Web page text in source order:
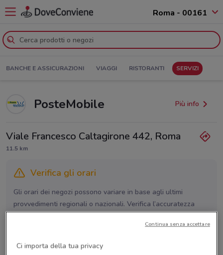
Roma - 00161
BANCHE E ASSICURAZIONI VIAGGI RISTORANTI SERVIZI
PosteMobile Più info
Viale Francesco Caltagirone 442, Roma
11.5 km
Verifica gli orari
Gli orari dei negozi possono variare in base agli ultimi
provvedimenti regionali o nazionali. Verifica l’accuratezza
chiamando il negozio.
Ci importa della tua privacy
Continua senza accettare